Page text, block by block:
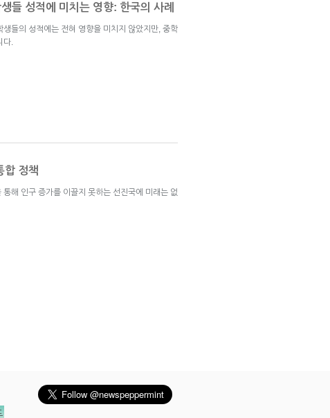
들 성적에 미치는 영향: 한국의 사례
들의 성적에는 전혀 영향을 미치지 않았지만, 중학
다.
합 정책
해 인구 증가를 이끌지 못하는 선진국에 미래는 없